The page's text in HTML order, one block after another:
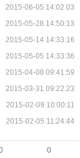
2015-06-05 14:02:03
2015-05-28 14:50:13
2015-05-14 14:33:16
2015-05-05 14:33:36
2015-04-08 09:41:59
2015-03-31 09:22:23
2015-02-09 10:00:11
2015-02-05 11:24:44
0